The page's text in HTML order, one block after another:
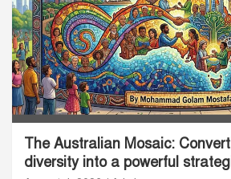
The Australian Mosaic:
diversity into a powerful